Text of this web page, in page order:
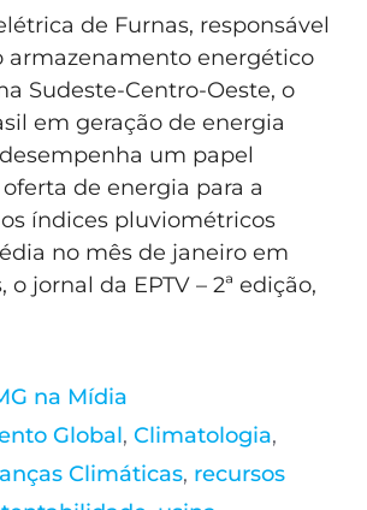
de Furnas, responsável
armazenamento energético
Sudeste-Centro-Oeste, o
em geração de energia
um papel
de energia para a
índices pluviométricos
no mês de janeiro em
o jornal da EPTV – 2ª edição,
na Mídia
Global, Climatologia,
Climáticas, recursos